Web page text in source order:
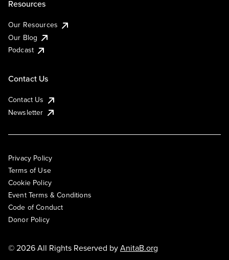
Resources
Our Resources
Our Blog
Podcast
Contact Us
Contact Us
Newsletter
Privacy Policy
Terms of Use
Cookie Policy
Event Terms & Conditions
Code of Conduct
Donor Policy
© 2026 All Rights Reserved byAnitaB.org